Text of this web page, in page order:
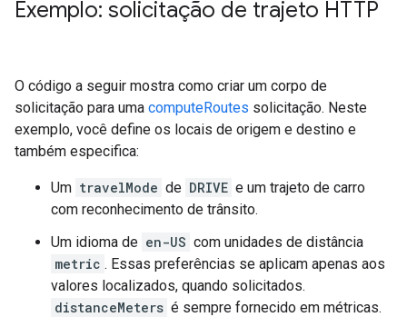
Exemplo: solicitação de trajeto HTTP
O código a seguir mostra como criar um corpo de
solicitação para uma computeRoutes solicitação. Neste
exemplo, você define os locais de origem e destino e
também especifica:
Um travelMode de DRIVE e um trajeto de carro
com reconhecimento de trânsito.
Um idioma de en-US com unidades de distância
metric . Essas preferências se aplicam apenas aos
valores localizados, quando solicitados.
distanceMeters é sempre fornecido em métricas.